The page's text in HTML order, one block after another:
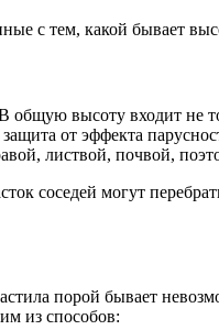
с тем, какой бывает
общую высоту входит не
от эффекта
листвой, почвой,
соседей могут
порой бывает
из способов: